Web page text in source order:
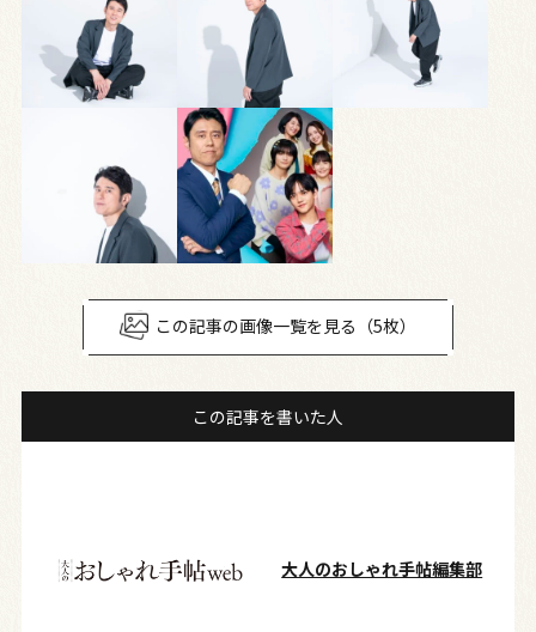
この記事の画像一覧を見る（5枚）
この記事を書いた人
大人のおしゃれ手帖編集部